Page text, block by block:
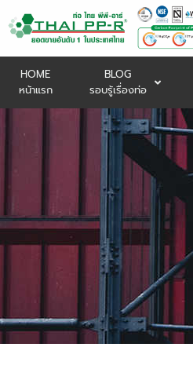
HOME
หน้าแรก
BLOG
รอบรู้เรื่องท่อ